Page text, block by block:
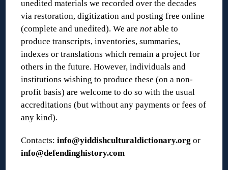
unedited materials we recorded over the decades
via restoration, digitization and posting free online
(complete and unedited). We arenotable to
produce transcripts, inventories, summaries,
indexes or translations which remain a project for
others in the future. However, individuals and
institutions wishing to produce these (on a non-
profit basis) are welcome to do so with the usual
accreditations (but without any payments or fees of
any kind).
Contacts: info@yiddishculturaldictionary.org or
info@defendinghistory.com